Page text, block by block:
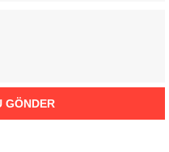
GÖNDER